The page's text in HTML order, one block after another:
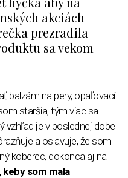
akciách
prezradila
sa vekom
balzám na pery, opaľovací
staršia, tým viac sa
vzhľad je v poslednej dobe
a oslavuje, že som
koberec, dokonca aj na
som mala